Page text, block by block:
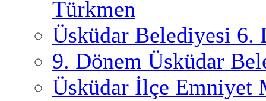
Türkmen
Üsküdar Belediyesi 6.
9. Dönem Üsküdar
Üsküdar İlçe Emniyet